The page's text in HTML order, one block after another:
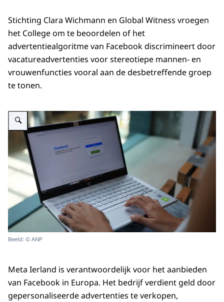
Stichting Clara Wichmann en Global Witness vroegen
het College om te beoordelen of het
advertentiealgoritme van Facebook discrimineert door
vacatureadvertenties voor stereotiepe mannen- en
vrouwenfuncties vooral aan de desbetreffende groep
te tonen.
Vergroot afbeelding Een vrouw heeft een laptop op schoot, op het
Beeld: © ANP
Meta Ierland is verantwoordelijk voor het aanbieden
van Facebook in Europa. Het bedrijf verdient geld door
gepersonaliseerde advertenties te verkopen,